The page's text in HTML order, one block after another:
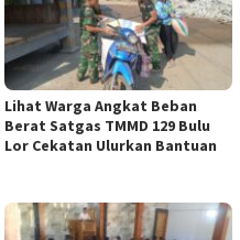
Lihat Warga Angkat Beban
Berat Satgas TMMD 129 Bulu
Lor Cekatan Ulurkan Bantuan